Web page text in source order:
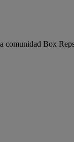
comunidad Box